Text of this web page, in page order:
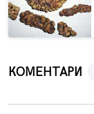
КОМЕНТАРИ